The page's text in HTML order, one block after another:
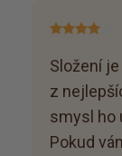
Složení
z
smysl ho
Pokud